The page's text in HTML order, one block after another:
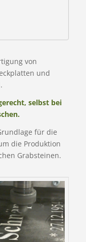
von
und
selbst bei
für die
die Produktion
Grabsteinen.